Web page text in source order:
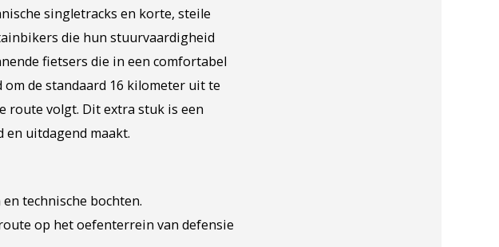
singletracks en korte, steile
die hun stuurvaardigheid
fietsers die in een comfortabel
de standaard 16 kilometer uit te
route volgt. Dit extra stuk is een
en uitdagend maakt.
technische bochten.
op het oefenterrein van defensie